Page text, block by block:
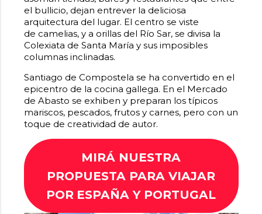
el bullicio, dejan entrever la deliciosa
arquitectura del lugar. El centro se viste
de camelias, y a orillas del Río Sar, se divisa la
Colexiata de Santa María y sus imposibles
columnas inclinadas.
Santiago de Compostela se ha convertido en el
epicentro de la cocina gallega. En el Mercado
de Abasto se exhiben y preparan los típicos
mariscos, pescados, frutos y carnes, pero con un
toque de creatividad de autor.
MIRÁ NUESTRA
PROPUESTA PARA VIAJAR
POR ESPAÑA Y PORTUGAL